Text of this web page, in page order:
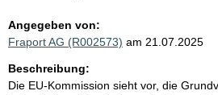
Angegeben von:
Fraport AG (R002573) am 21.07.2025
Beschreibung:
Die EU-Kommission sieht vor, die